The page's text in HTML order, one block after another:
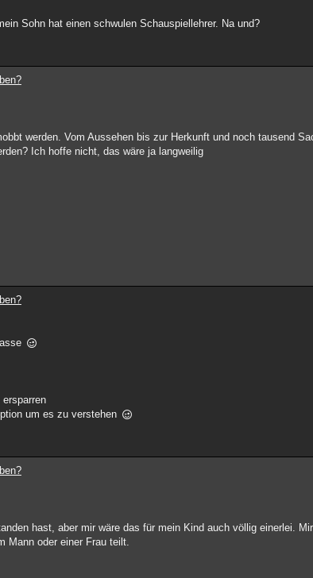
Sohn hat einen schwulen Schauspiellehrer. Na und?
werden. Vom Aussehen bis zur Herkunft und noch tausend
Ich hoffe nicht, das wäre ja langweilig
um es zu verstehen
hast, aber mir wäre das für mein Kind auch völlig einerlei.
Mann oder einer Frau teilt.